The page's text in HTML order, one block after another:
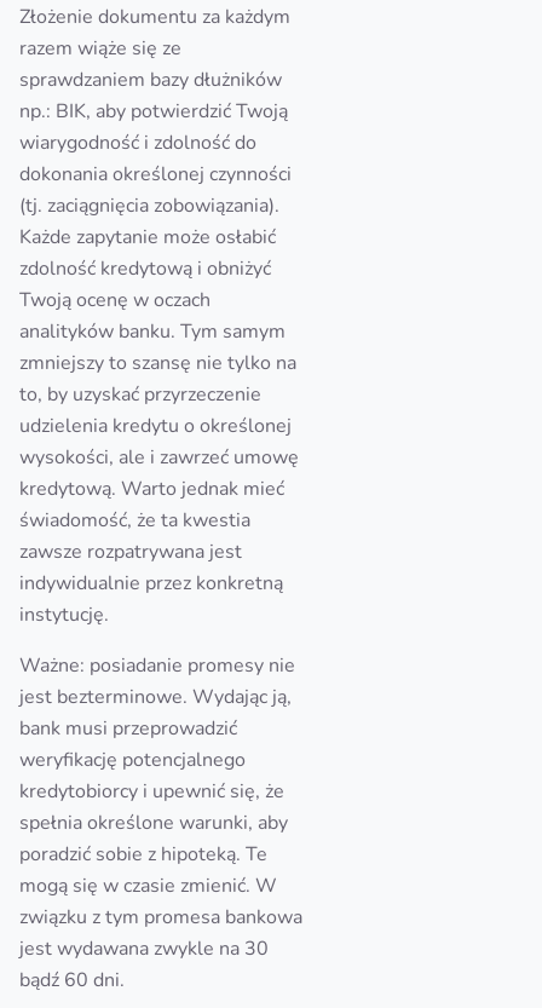
Złożenie dokumentu za każdym
razem wiąże się ze
sprawdzaniem bazy dłużników
np.: BIK, aby potwierdzić Twoją
wiarygodność i zdolność do
dokonania określonej czynności
(tj. zaciągnięcia zobowiązania).
Każde zapytanie może osłabić
zdolność kredytową i obniżyć
Twoją ocenę w oczach
analityków banku. Tym samym
zmniejszy to szansę nie tylko na
to, by uzyskać przyrzeczenie
udzielenia kredytu o określonej
wysokości, ale i zawrzeć umowę
kredytową. Warto jednak mieć
świadomość, że ta kwestia
zawsze rozpatrywana jest
indywidualnie przez konkretną
instytucję.
Ważne: posiadanie promesy nie
jest bezterminowe. Wydając ją,
bank musi przeprowadzić
weryfikację potencjalnego
kredytobiorcy i upewnić się, że
spełnia określone warunki, aby
poradzić sobie z hipoteką. Te
mogą się w czasie zmienić. W
związku z tym promesa bankowa
jest wydawana zwykle na 30
bądź 60 dni.